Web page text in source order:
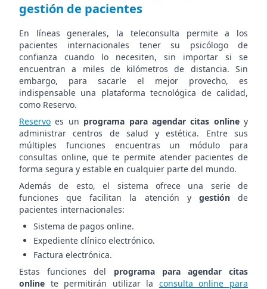
gestión de pacientes
En líneas generales, la teleconsulta permite a los
pacientes internacionales tener su psicólogo de
confianza cuando lo necesiten, sin importar si se
encuentran a miles de kilómetros de distancia. Sin
embargo, para sacarle el mejor provecho, es
indispensable una plataforma tecnológica de calidad,
como Reservo.
Reservo es un programa para agendar citas online y
administrar centros de salud y estética. Entre sus
múltiples funciones encuentras un módulo para
consultas online, que te permite atender pacientes de
forma segura y estable en cualquier parte del mundo.
Además de esto, el sistema ofrece una serie de
funciones que facilitan la atención y gestiónde
pacientes internacionales:
Sistema de pagos online.
Expediente clínico electrónico.
Factura electrónica.
Estas funciones del programa para agendar citas
online te permitirán utilizar la consulta online para